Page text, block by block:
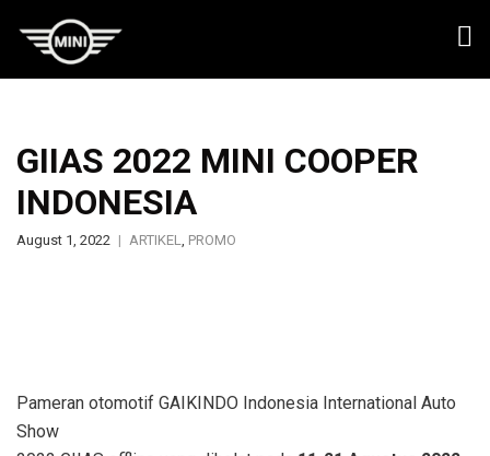
GIIAS 2022 MINI COOPER
INDONESIA
August 1, 2022 ARTIKEL, PROMO
Pameran otomotif GAIKINDO Indonesia International Auto
Show